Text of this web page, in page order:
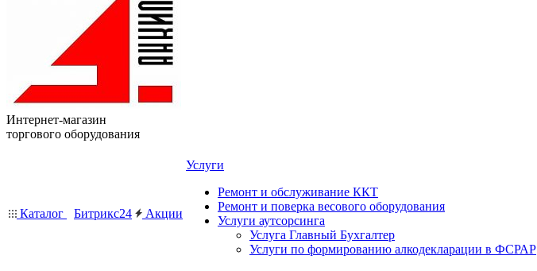
Интернет-магазин
торгового оборудования
Каталог Битрикс24 Акции
Услуги
Ремонт и обслуживание ККТ
Ремонт и поверка весового оборудования
Услуги аутсорсинга
Услуга Главный Бухгалтер
Услуги по формированию алкодекларации в ФСРАР